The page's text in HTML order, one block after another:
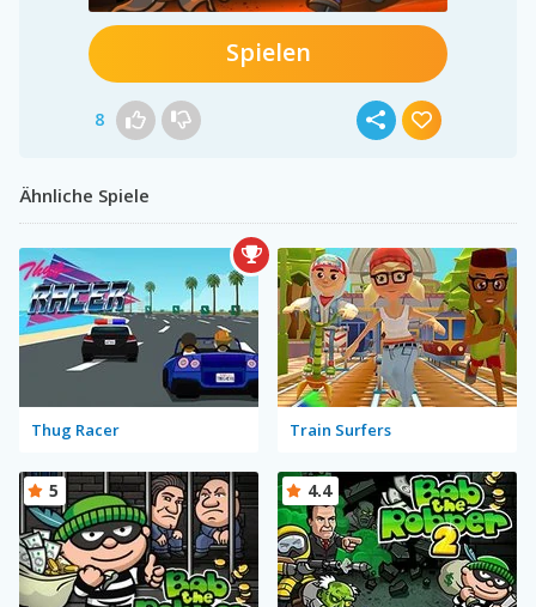
Spielen
8
Ähnliche Spiele
Thug Racer Train Surfers
5 4.4